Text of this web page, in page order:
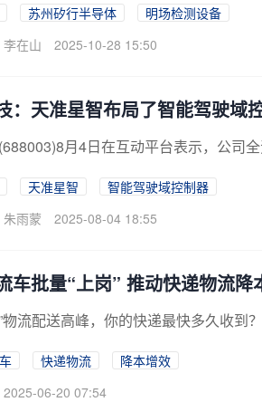
苏州矽行半导体
明场检测设备
李在山 2025-10-28 15:50
：天准星智布局了智能驾驶域
月4日在互动平台表示，公司
天准星智
智能驾驶域控制器
朱雨蒙 2025-08-04 18:55
车批量“上岗” 推动快递物流降
物流配送高峰，你的快递最快多久收到
快递物流
降本增效
2025-06-20 07:54